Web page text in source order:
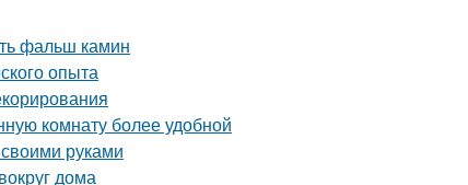
фальш камин
опыта
комнату более удобной
руками
дома